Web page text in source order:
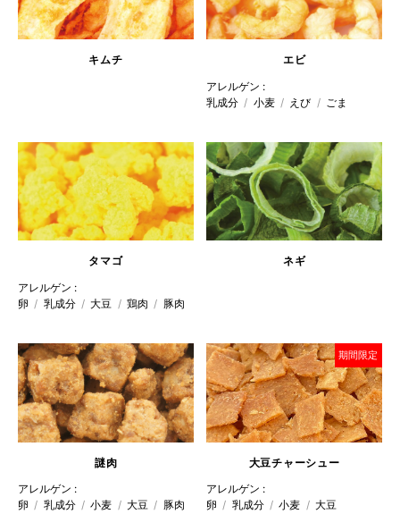
キムチ
エビ
アレルゲン :
乳成分
小麦 えび ごま
タマゴ
アレルゲン :
卵
乳成分 大豆 鶏肉 豚肉
ネギ
謎肉
アレルゲン :
卵
乳成分 小麦 大豆 豚肉
期間限定
大豆チャーシュー
アレルゲン :
卵
乳成分 小麦 大豆